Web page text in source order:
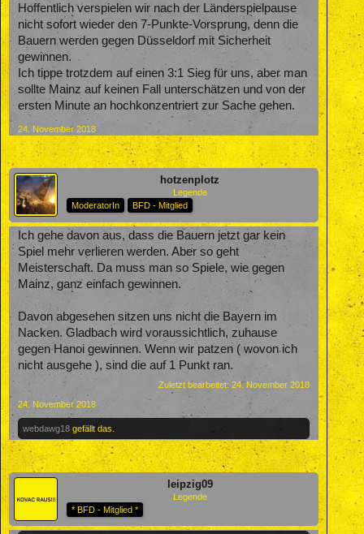
Hoffentlich verspielen wir nach der Länderspielpause
nicht sofort wieder den 7-Punkte-Vorsprung, denn die
Bauern werden gegen Düsseldorf mit Sicherheit
gewinnen.
Ich tippe trotzdem auf einen 3:1 Sieg für uns, aber man
sollte Mainz auf keinen Fall unterschätzen und von der
ersten Minute an hochkonzentriert zur Sache gehen.
24. November 2018
hotzenplotz
Legende
ModeratorIn
BFD - Mitglied
Ich gehe davon aus, dass die Bauern jetzt gar kein
Spiel mehr verlieren werden. Aber so geht
Meisterschaft. Da muss man so Spiele, wie gegen
Mainz, ganz einfach gewinnen.
Davon abgesehen sitzen uns nicht die Bayern im
Nacken. Gladbach wird voraussichtlich, zuhause
gegen Hanoi gewinnen. Wenn wir patzen ( wovon ich
nicht ausgehe ), sind die auf 1 Punkt ran.
Zuletzt bearbeitet:24. November 2018
24. November 2018
webdawg18 gefällt das.
leipzig09
Legende
* BFD - Mitglied *